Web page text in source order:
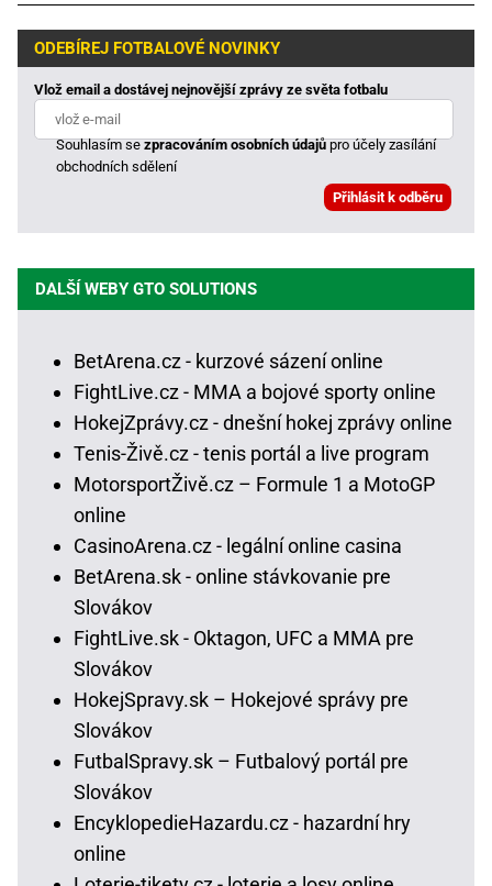
ODEBÍREJ FOTBALOVÉ NOVINKY
Vlož email a dostávej nejnovější zprávy ze světa fotbalu
Souhlasím sezpracováním osobních údajůpro účely zasílání
obchodních sdělení
DALŠÍ WEBY GTO SOLUTIONS
BetArena.cz - kurzové sázení online
FightLive.cz - MMA a bojové sporty online
HokejZprávy.cz - dnešní hokej zprávy online
Tenis-Živě.cz - tenis portál a live program
MotorsportŽivě.cz – Formule 1 a MotoGP
online
CasinoArena.cz - legální online casina
BetArena.sk - online stávkovanie pre
Slovákov
FightLive.sk - Oktagon, UFC a MMA pre
Slovákov
HokejSpravy.sk – Hokejové správy pre
Slovákov
FutbalSpravy.sk – Futbalový portál pre
Slovákov
EncyklopedieHazardu.cz - hazardní hry
online